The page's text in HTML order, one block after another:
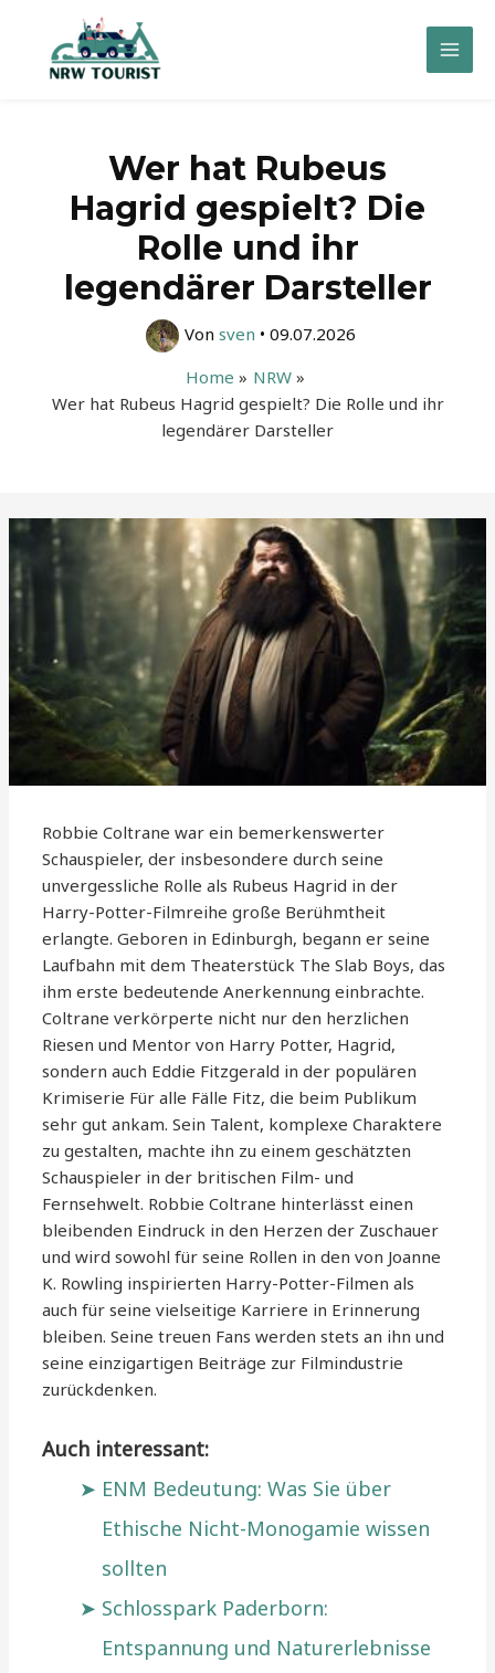
springen
Main
Wer hat Rubeus
Hagrid gespielt? Die
Rolle und ihr
legendärer Darsteller
Von sven • 09.07.2026
Home
NRW
Wer hat Rubeus Hagrid gespielt? Die Rolle und ihr
legendärer Darsteller
Robbie Coltrane war ein bemerkenswerter
Schauspieler, der insbesondere durch seine
unvergessliche Rolle als Rubeus Hagrid in der
Harry-Potter-Filmreihe große Berühmtheit
erlangte. Geboren in Edinburgh, begann er seine
Laufbahn mit dem Theaterstück The Slab Boys, das
ihm erste bedeutende Anerkennung einbrachte.
Coltrane verkörperte nicht nur den herzlichen
Riesen und Mentor von Harry Potter, Hagrid,
sondern auch Eddie Fitzgerald in der populären
Krimiserie Für alle Fälle Fitz, die beim Publikum
sehr gut ankam. Sein Talent, komplexe Charaktere
zu gestalten, machte ihn zu einem geschätzten
Schauspieler in der britischen Film- und
Fernsehwelt. Robbie Coltrane hinterlässt einen
bleibenden Eindruck in den Herzen der Zuschauer
und wird sowohl für seine Rollen in den von Joanne
K. Rowling inspirierten Harry-Potter-Filmen als
auch für seine vielseitige Karriere in Erinnerung
bleiben. Seine treuen Fans werden stets an ihn und
seine einzigartigen Beiträge zur Filmindustrie
zurückdenken.
Auch interessant:
ENM Bedeutung: Was Sie über
Ethische Nicht-Monogamie wissen
sollten
Schlosspark Paderborn:
Entspannung und Naturerlebnisse